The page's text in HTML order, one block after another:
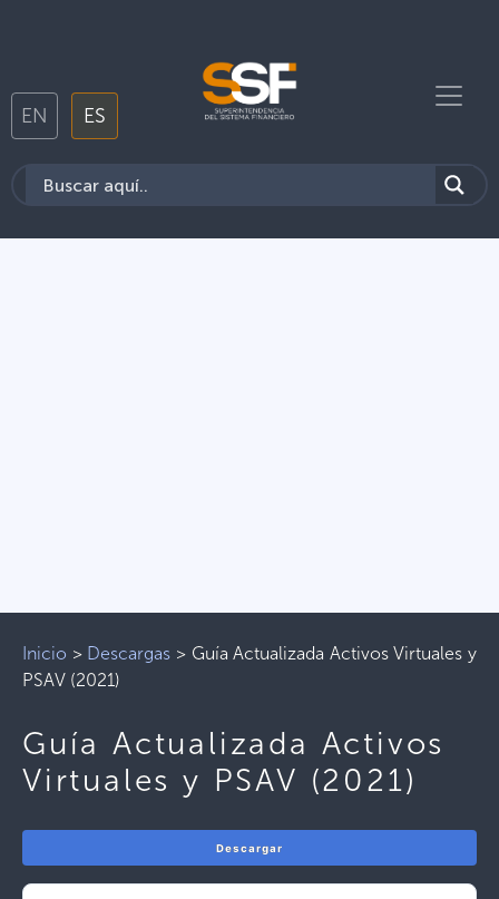
EN ES
Inicio > Descargas > Guía Actualizada Activos Virtuales y
PSAV (2021)
Guía Actualizada Activos
Virtuales y PSAV (2021)
Descargar